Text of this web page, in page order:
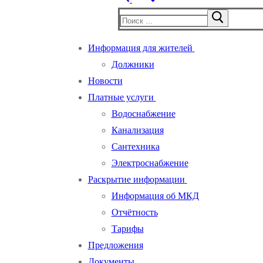
Найти:
Информация для жителей
Должники
Новости
Платные услуги
Водоснабжение
Канализация
Сантехника
Электроснабжение
Раскрытие информации
Информация об МКД
Отчётность
Тарифы
Предложения